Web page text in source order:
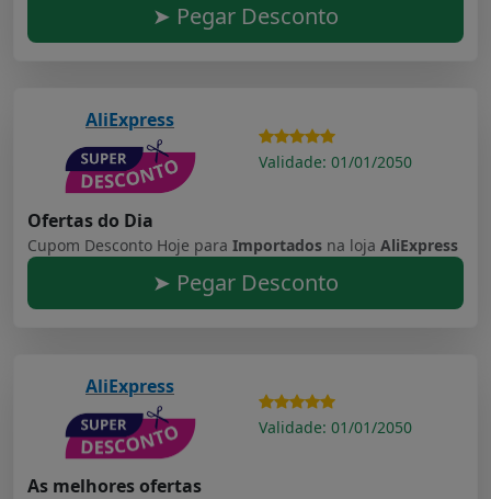
➤ Pegar Desconto
AliExpress
Validade: 01/01/2050
Ofertas do Dia
Cupom Desconto Hoje para Importados na loja AliExpress
➤ Pegar Desconto
AliExpress
Validade: 01/01/2050
As melhores ofertas